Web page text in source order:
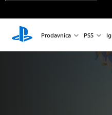
Prodavnica PS5